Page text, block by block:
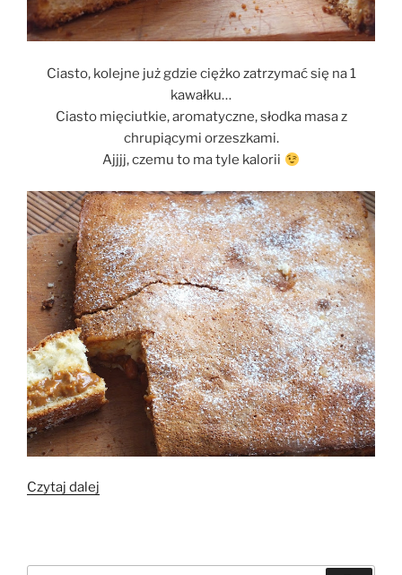
Ciasto, kolejne już gdzie ciężko zatrzymać się na 1
kawałku…
Ciasto mięciutkie, aromatyczne, słodka masa z
chrupiącymi orzeszkami.
Ajjjj, czemu to ma tyle kalorii
Czytaj dalej